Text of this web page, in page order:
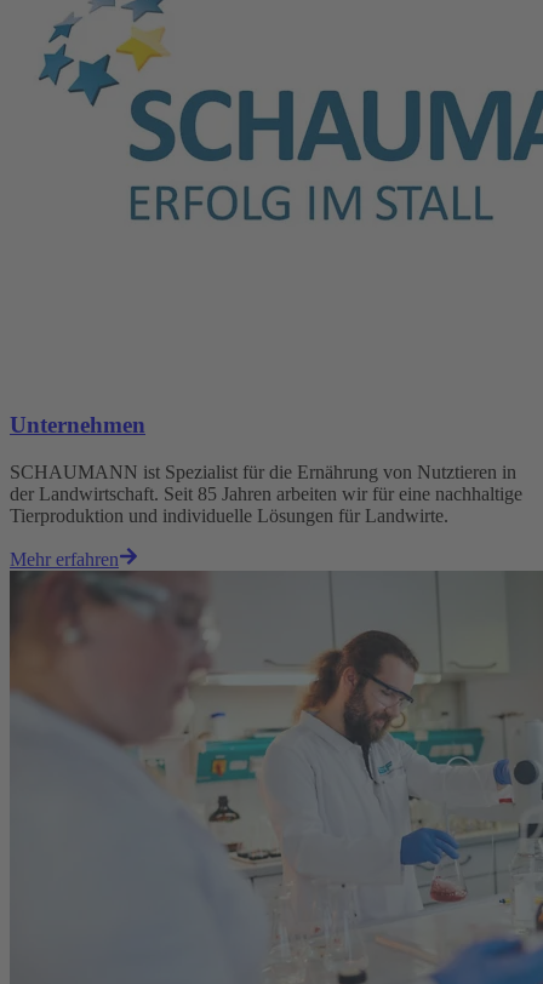
Unternehmen
SCHAUMANN ist Spezialist für die Ernährung von Nutztieren in
der Landwirtschaft. Seit 85 Jahren arbeiten wir für eine nachhaltige
Tierproduktion und individuelle Lösungen für Landwirte.
Mehr erfahren